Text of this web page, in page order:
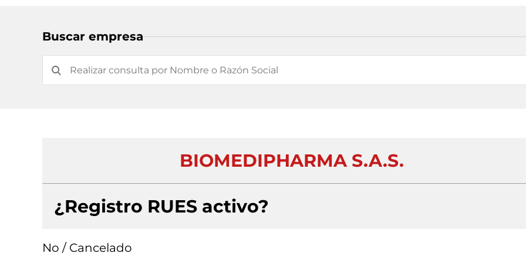
Buscar empresa
BIOMEDIPHARMA S.A.S.
¿Registro RUES activo?
No / Cancelado